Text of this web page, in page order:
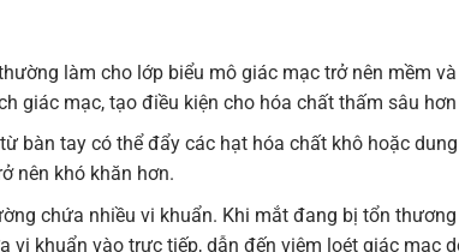
làm cho lớp biểu mô giác mạc trở nên mềm
giác mạc, tạo điều kiện cho hóa chất thấm sâu
bàn tay có thể đẩy các hạt hóa chất khô hoặc
nên khó khăn hơn.
chứa nhiều vi khuẩn. Khi mắt đang bị tổn
vi khuẩn vào trực tiếp, dẫn đến viêm loét giác mạc